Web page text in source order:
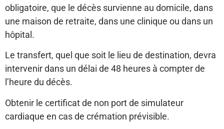
obligatoire, que le décès survienne au domicile, dans
une maison de retraite, dans une clinique ou dans un
hôpital.
Le transfert, quel que soit le lieu de destination, devra
intervenir dans un délai de 48 heures à compter de
l’heure du décès.
Obtenir le certificat de non port de simulateur
cardiaque en cas de crémation prévisible.